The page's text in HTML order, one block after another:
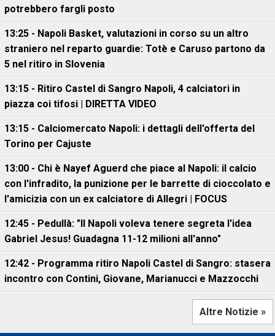
potrebbero fargli posto
13:25 - Napoli Basket, valutazioni in corso su un altro
straniero nel reparto guardie: Totè e Caruso partono da
5 nel ritiro in Slovenia
13:15 - Ritiro Castel di Sangro Napoli, 4 calciatori in
piazza coi tifosi | DIRETTA VIDEO
13:15 - Calciomercato Napoli: i dettagli dell'offerta del
Torino per Cajuste
13:00 - Chi è Nayef Aguerd che piace al Napoli: il calcio
con l'infradito, la punizione per le barrette di cioccolato e
l'amicizia con un ex calciatore di Allegri | FOCUS
12:45 - Pedullà: "Il Napoli voleva tenere segreta l'idea
Gabriel Jesus! Guadagna 11-12 milioni all'anno"
12:42 - Programma ritiro Napoli Castel di Sangro: stasera
incontro con Contini, Giovane, Marianucci e Mazzocchi
Altre Notizie »